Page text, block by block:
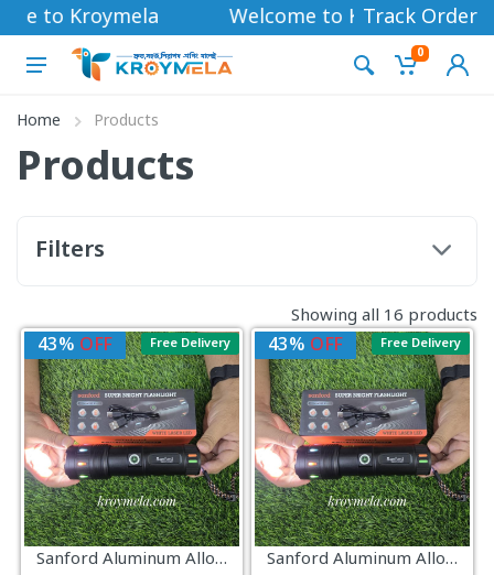
to Kroymela Welcome to Kroymela
Track Order
0
Home Products
Products
Filters
Showing all 16 products
Free Delivery
43% OFF
Sanford Aluminum Alloy Super Bright LED Flashlight 60000 mAh
Free Delivery
43% OFF
Sanford Aluminum Alloy Super Bright LED Flashlight 60000 mAh